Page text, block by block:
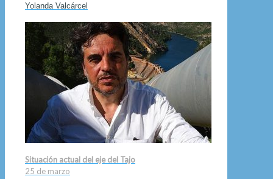
Yolanda Valcárcel
Situación actual del eje del Tajo
25 de marzo